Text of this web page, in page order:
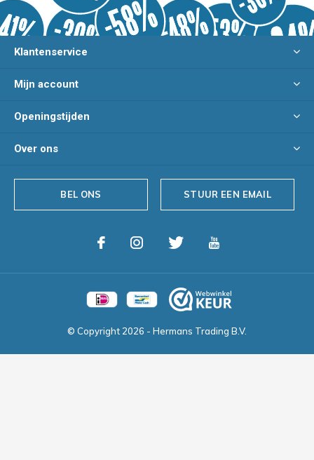
Klantenservice
Mijn account
Openingstijden
Over ons
BEL ONS STUUR EEN EMAIL
© Copyright 2026 - Hermans Trading B.V.